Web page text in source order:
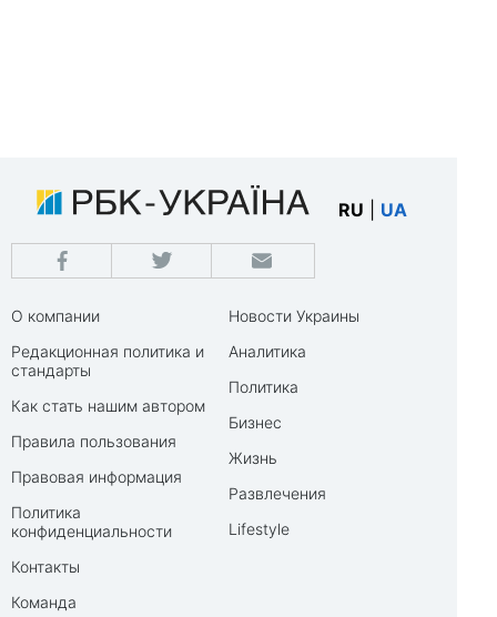
RU UA
О компании
Редакционная политика и
стандарты
Как стать нашим автором
Правила пользования
Правовая информация
Политика
конфиденциальности
Контакты
Команда
Новости Украины
Аналитика
Политика
Бизнес
Жизнь
Развлечения
Lifestyle